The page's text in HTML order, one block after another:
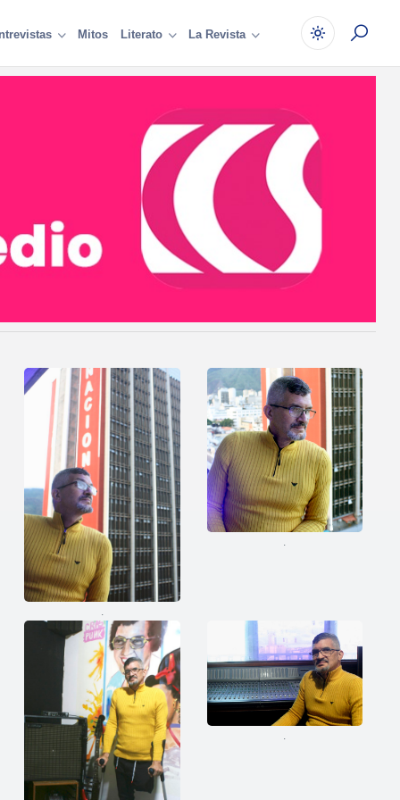
Mitos Literato La Revista
.
.